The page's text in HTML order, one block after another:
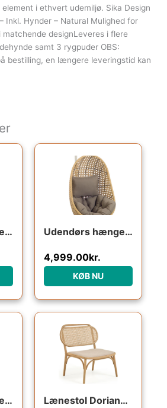
i ethvert udemiljø. Sika Design
Inkl. Hynder – Natural Mulighed for
designLeveres i flere
samt 3 rygpuder OBS:
bestilling, en længere leveringstid kan
Udendørs hængestol med stativ Kave Home Cira i sort polyrattan med grå pude Udendørs hængekøjestol Kave Home Cira i polyrattan med grå pude og stålstel inkl. stativ, vejrbestandigt nordisk design
4,999.00kr.
KØB NU
Udendørs hængestol Kave Home Cira flettet polyrattan natur/grøn med pude vejrbestandig Lænestol Doriane fra Kave Home – bæredygtig hvilestol i massivt egetræ og håndvævet rattan, naturfarvet